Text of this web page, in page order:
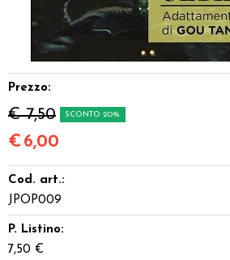
Prezzo:
€ 7,50 SCONTO 20%
€ 6,00
Cod. art.:
JPOP009
P. Listino:
7,50 €